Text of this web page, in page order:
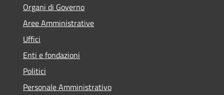
Organi di Governo
Aree Amministrative
Uffici
Enti e fondazioni
Politici
Personale Amministrativo